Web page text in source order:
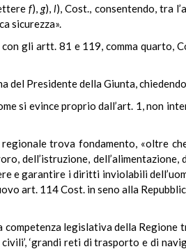
f),g),l), Cost., consentendo, tra
sicurezza».
gli artt. 81 e 119, comma quarto,
del Presidente della Giunta,
si evince proprio dall’art. 1, non
trova fondamento, «oltre
dell’istruzione,
e garantire i diritti inviolabili
art. 114 Cost. in seno alla
legislativa della
‘grandi reti di trasporto e di